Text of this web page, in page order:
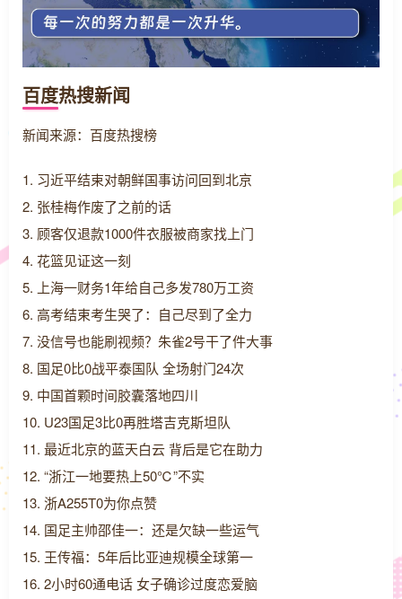
百度热搜新闻
新闻来源：百度热搜榜
1. 习近平结束对朝鲜国事访问回到北京
2. 张桂梅作废了之前的话
3. 顾客仅退款1000件衣服被商家找上门
4. 花篮见证这一刻
5. 上海一财务1年给自己多发780万工资
6. 高考结束考生哭了：自己尽到了全力
7. 没信号也能刷视频？朱雀2号干了件大事
8. 国足0比0战平泰国队 全场射门24次
9. 中国首颗时间胶囊落地四川
10. U23国足3比0再胜塔吉克斯坦队
11. 最近北京的蓝天白云 背后是它在助力
12. “浙江一地要热上50℃”不实
13. 浙A255T0为你点赞
14. 国足主帅邵佳一：还是欠缺一些运气
15. 王传福：5年后比亚迪规模全球第一
16. 2小时60通电话 女子确诊过度恋爱脑